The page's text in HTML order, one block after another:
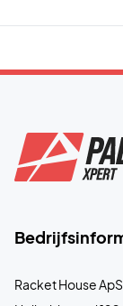
Racket House ApS